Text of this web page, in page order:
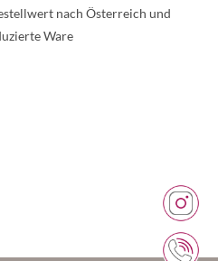
nach Österreich und
Ware
Inhalt.